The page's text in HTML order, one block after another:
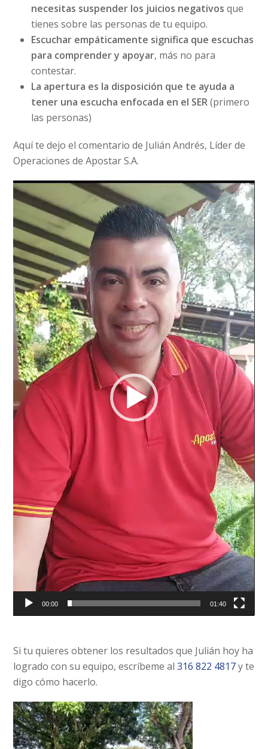
necesitas suspender los juicios negativos que
tienes sobre las personas de tu equipo.
Escuchar empáticamente significa que escuchas
para comprender y apoyar, más no para
contestar.
La apertura es la disposición que te ayuda a
tener una escucha enfocada en el SER(primero
las personas)
Aquí te dejo el comentario de Julián Andrés, Líder de
Operaciones de Apostar S.A.
Reproductor
de
vídeo
00:00 01:40
Si tu quieres obtener los resultados que Julián hoy ha
logrado con su equipo,escríbeme al316 822 4817y te
digo cómo hacerlo.